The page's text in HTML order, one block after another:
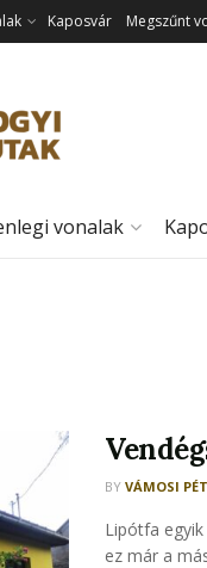
Kaposvár Megszűnt
vonalak
BY VÁMOSI
Lipótfa
ez már a